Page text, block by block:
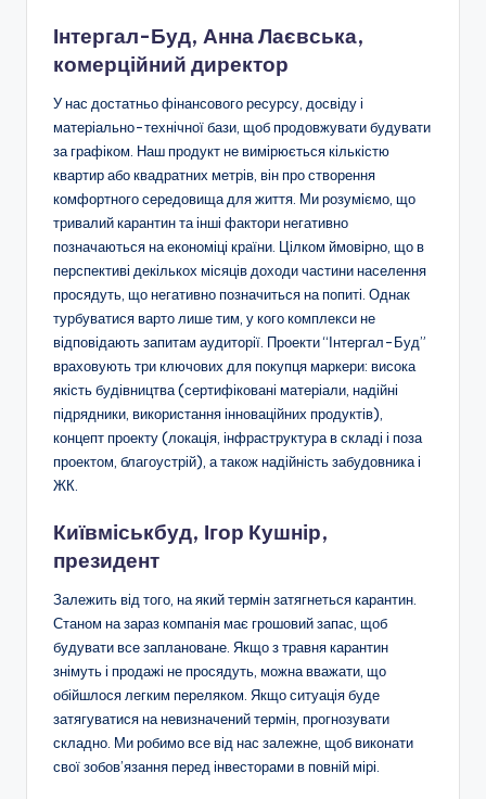
Інтергал-Буд, Анна Лаєвська,
комерційний директор
У нас достатньо фінансового ресурсу, досвіду і
матеріально-технічної бази, щоб продовжувати будувати
за графіком. Наш продукт не вимірюється кількістю
квартир або квадратних метрів, він про створення
комфортного середовища для життя. Ми розуміємо, що
тривалий карантин та інші фактори негативно
позначаються на економіці країни. Цілком ймовірно, що в
перспективі декількох місяців доходи частини населення
просядуть, що негативно позначиться на попиті. Однак
турбуватися варто лише тим, у кого комплекси не
відповідають запитам аудиторії. Проекти “Інтергал-Буд”
враховують три ключових для покупця маркери: висока
якість будівництва (сертифіковані матеріали, надійні
підрядники, використання інноваційних продуктів),
концепт проекту (локація, інфраструктура в складі і поза
проектом, благоустрій), а також надійність забудовника і
ЖК.
Київміськбуд, Ігор Кушнір,
президент
Залежить від того, на який термін затягнеться карантин.
Станом на зараз компанія має грошовий запас, щоб
будувати все заплановане. Якщо з травня карантин
знімуть і продажі не просядуть, можна вважати, що
обійшлося легким переляком. Якщо ситуація буде
затягуватися на невизначений термін, прогнозувати
складно. Ми робимо все від нас залежне, щоб виконати
свої зобов’язання перед інвесторами в повній мірі.